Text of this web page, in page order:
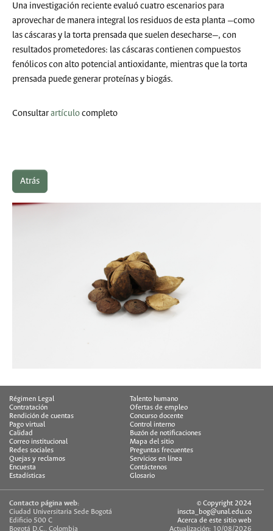
Una investigación reciente evaluó cuatro escenarios para
aprovechar de manera integral los residuos de esta planta —como
las cáscaras y la torta prensada que suelen desecharse—, con
resultados prometedores: las cáscaras contienen compuestos
fenólicos con alto potencial antioxidante, mientras que la torta
prensada puede generar proteínas y biogás.
Consultarartículocompleto
Atrás
Régimen Legal
Talento humano
Contratación
Ofertas de empleo
Rendición de cuentas
Concurso docente
Pago virtual
Control interno
Calidad
Buzón de notificaciones
Correo institucional
Mapa del sitio
Redes sociales
Preguntas frecuentes
Quejas y reclamos
Servicios en línea
Encuesta
Contáctenos
Estadísticas
Glosario
Contacto página web:
Ciudad Universitaria Sede Bogotá
Edificio 500 C
Bogotá D.C., Colombia
© Copyright 2024
inscta_bog@unal.edu.co
Acerca de este sitio web
Actualización: 10/08/2026